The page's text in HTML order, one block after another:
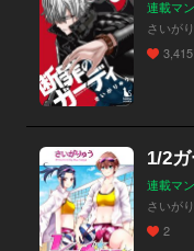
連載マ
さいが
3,415
1/2
連載マ
さいが
2